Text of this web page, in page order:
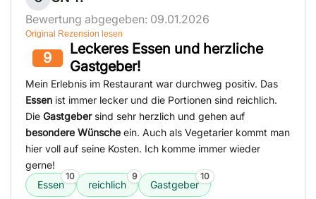
Bewertung abgegeben: 09.01.2026
Original Rezension lesen
9
Leckeres Essen und herzliche
Gastgeber!
Mein Erlebnis im Restaurant war durchweg positiv. Das
Essen ist immer lecker und die Portionen sind reichlich.
Die Gastgebersind sehr herzlich und gehen auf
besondere Wünsche ein. Auch als Vegetarier kommt man
hier voll auf seine Kosten. Ich komme immer wieder
gerne!
Essen
10
reichlich
9
Gastgeber
10